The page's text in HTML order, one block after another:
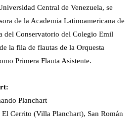
Central de Venezuela, se
de la Academia Latinoamericana de
del Conservatorio del Colegio Emil
la fila de flautas de la Orquesta
Primera Flauta Asistente.
Planchart
Cerrito (Villa Planchart), San Román